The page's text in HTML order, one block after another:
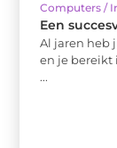
Computers /
Een
Al jaren heb
en je bereikt
...